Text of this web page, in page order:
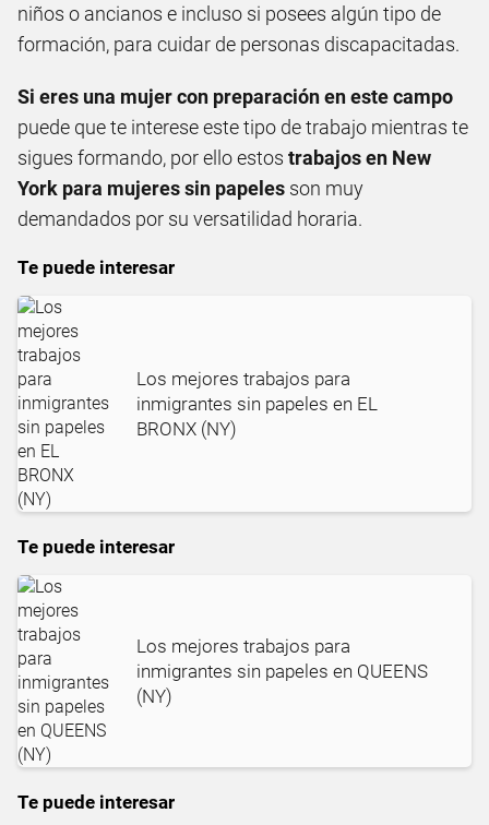
niños o ancianos e incluso si posees algún tipo de
formación, para cuidar de personas discapacitadas.
Si eres una mujer con preparación en este campo
puede que te interese este tipo de trabajo mientras te
sigues formando, por ello estos trabajos en New
York para mujeres sin papeles son muy
demandados por su versatilidad horaria.
Te puede interesar
Los mejores trabajos para
inmigrantes sin papeles en EL
BRONX (NY)
Te puede interesar
Los mejores trabajos para
inmigrantes sin papeles en QUEENS
(NY)
Te puede interesar